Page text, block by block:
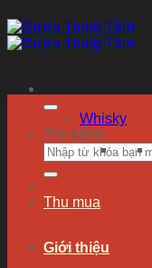
Tìm kiếm:
Thu mua
Giới thiệu
Whisky